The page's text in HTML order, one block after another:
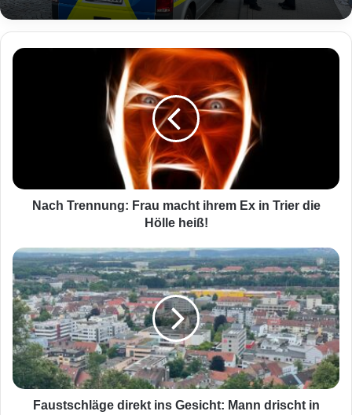
N
n
:
F
r
a
u
m
a
c
h
Nach Trennung: Frau macht ihrem Ex in Trier die
Hölle heiß!
F
a
u
s
t
s
c
h
l
Faustschläge direkt ins Gesicht: Mann drischt in